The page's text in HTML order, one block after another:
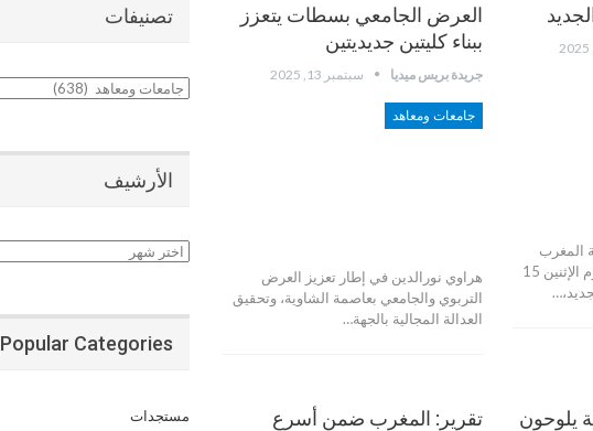
المغرب
بجامعة محمد الأول - وجدة، اليوم الإثنين 15
العرض الجامعي بسطات يتعزز
ببناء كليتين جديديتين
جريدة بريس ميديا سبتمبر 13, 2025
جامعات ومعاهد
هراوي نورالدين في إطار تعزيز العرض
التربوي والجامعي بعاصمة الشاوية، وتحقيق
العدالة المجالية بالجهة…
يلوحون
تقرير: المغرب ضمن أسرع
تصنيفات
تصنيفات
الأرشيف
الأرشيف
Popular Categories
مستجدات